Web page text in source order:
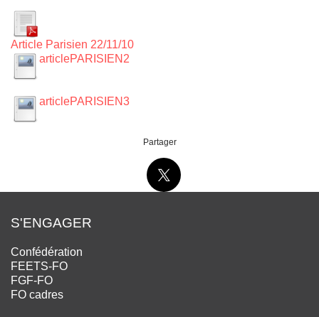
Article Parisien 22/11/10
articlePARISIEN2
articlePARISIEN3
Partager
S'ENGAGER
Confédération
FEETS-FO
FGF-FO
FO cadres